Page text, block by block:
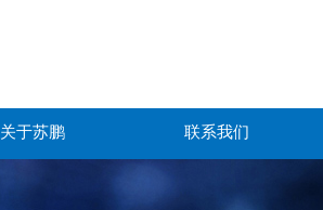
关于苏鹏 联系我们